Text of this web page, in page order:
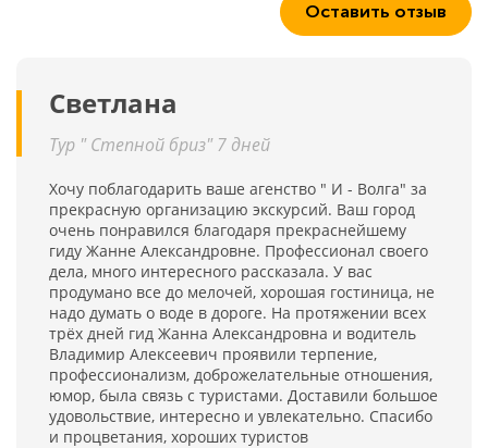
Оставить отзыв
Светлана
Тур " Степной бриз" 7 дней
Хочу поблагодарить ваше агенство " И - Волга" за
прекрасную организацию экскурсий. Ваш город
очень понравился благодаря прекраснейшему
гиду Жанне Александровне. Профессионал своего
дела, много интересного рассказала. У вас
продумано все до мелочей, хорошая гостиница, не
надо думать о воде в дороге. На протяжении всех
трёх дней гид Жанна Александровна и водитель
Владимир Алексеевич проявили терпение,
профессионализм, доброжелательные отношения,
юмор, была связь с туристами. Доставили большое
удовольствие, интересно и увлекательно. Спасибо
и процветания, хороших туристов